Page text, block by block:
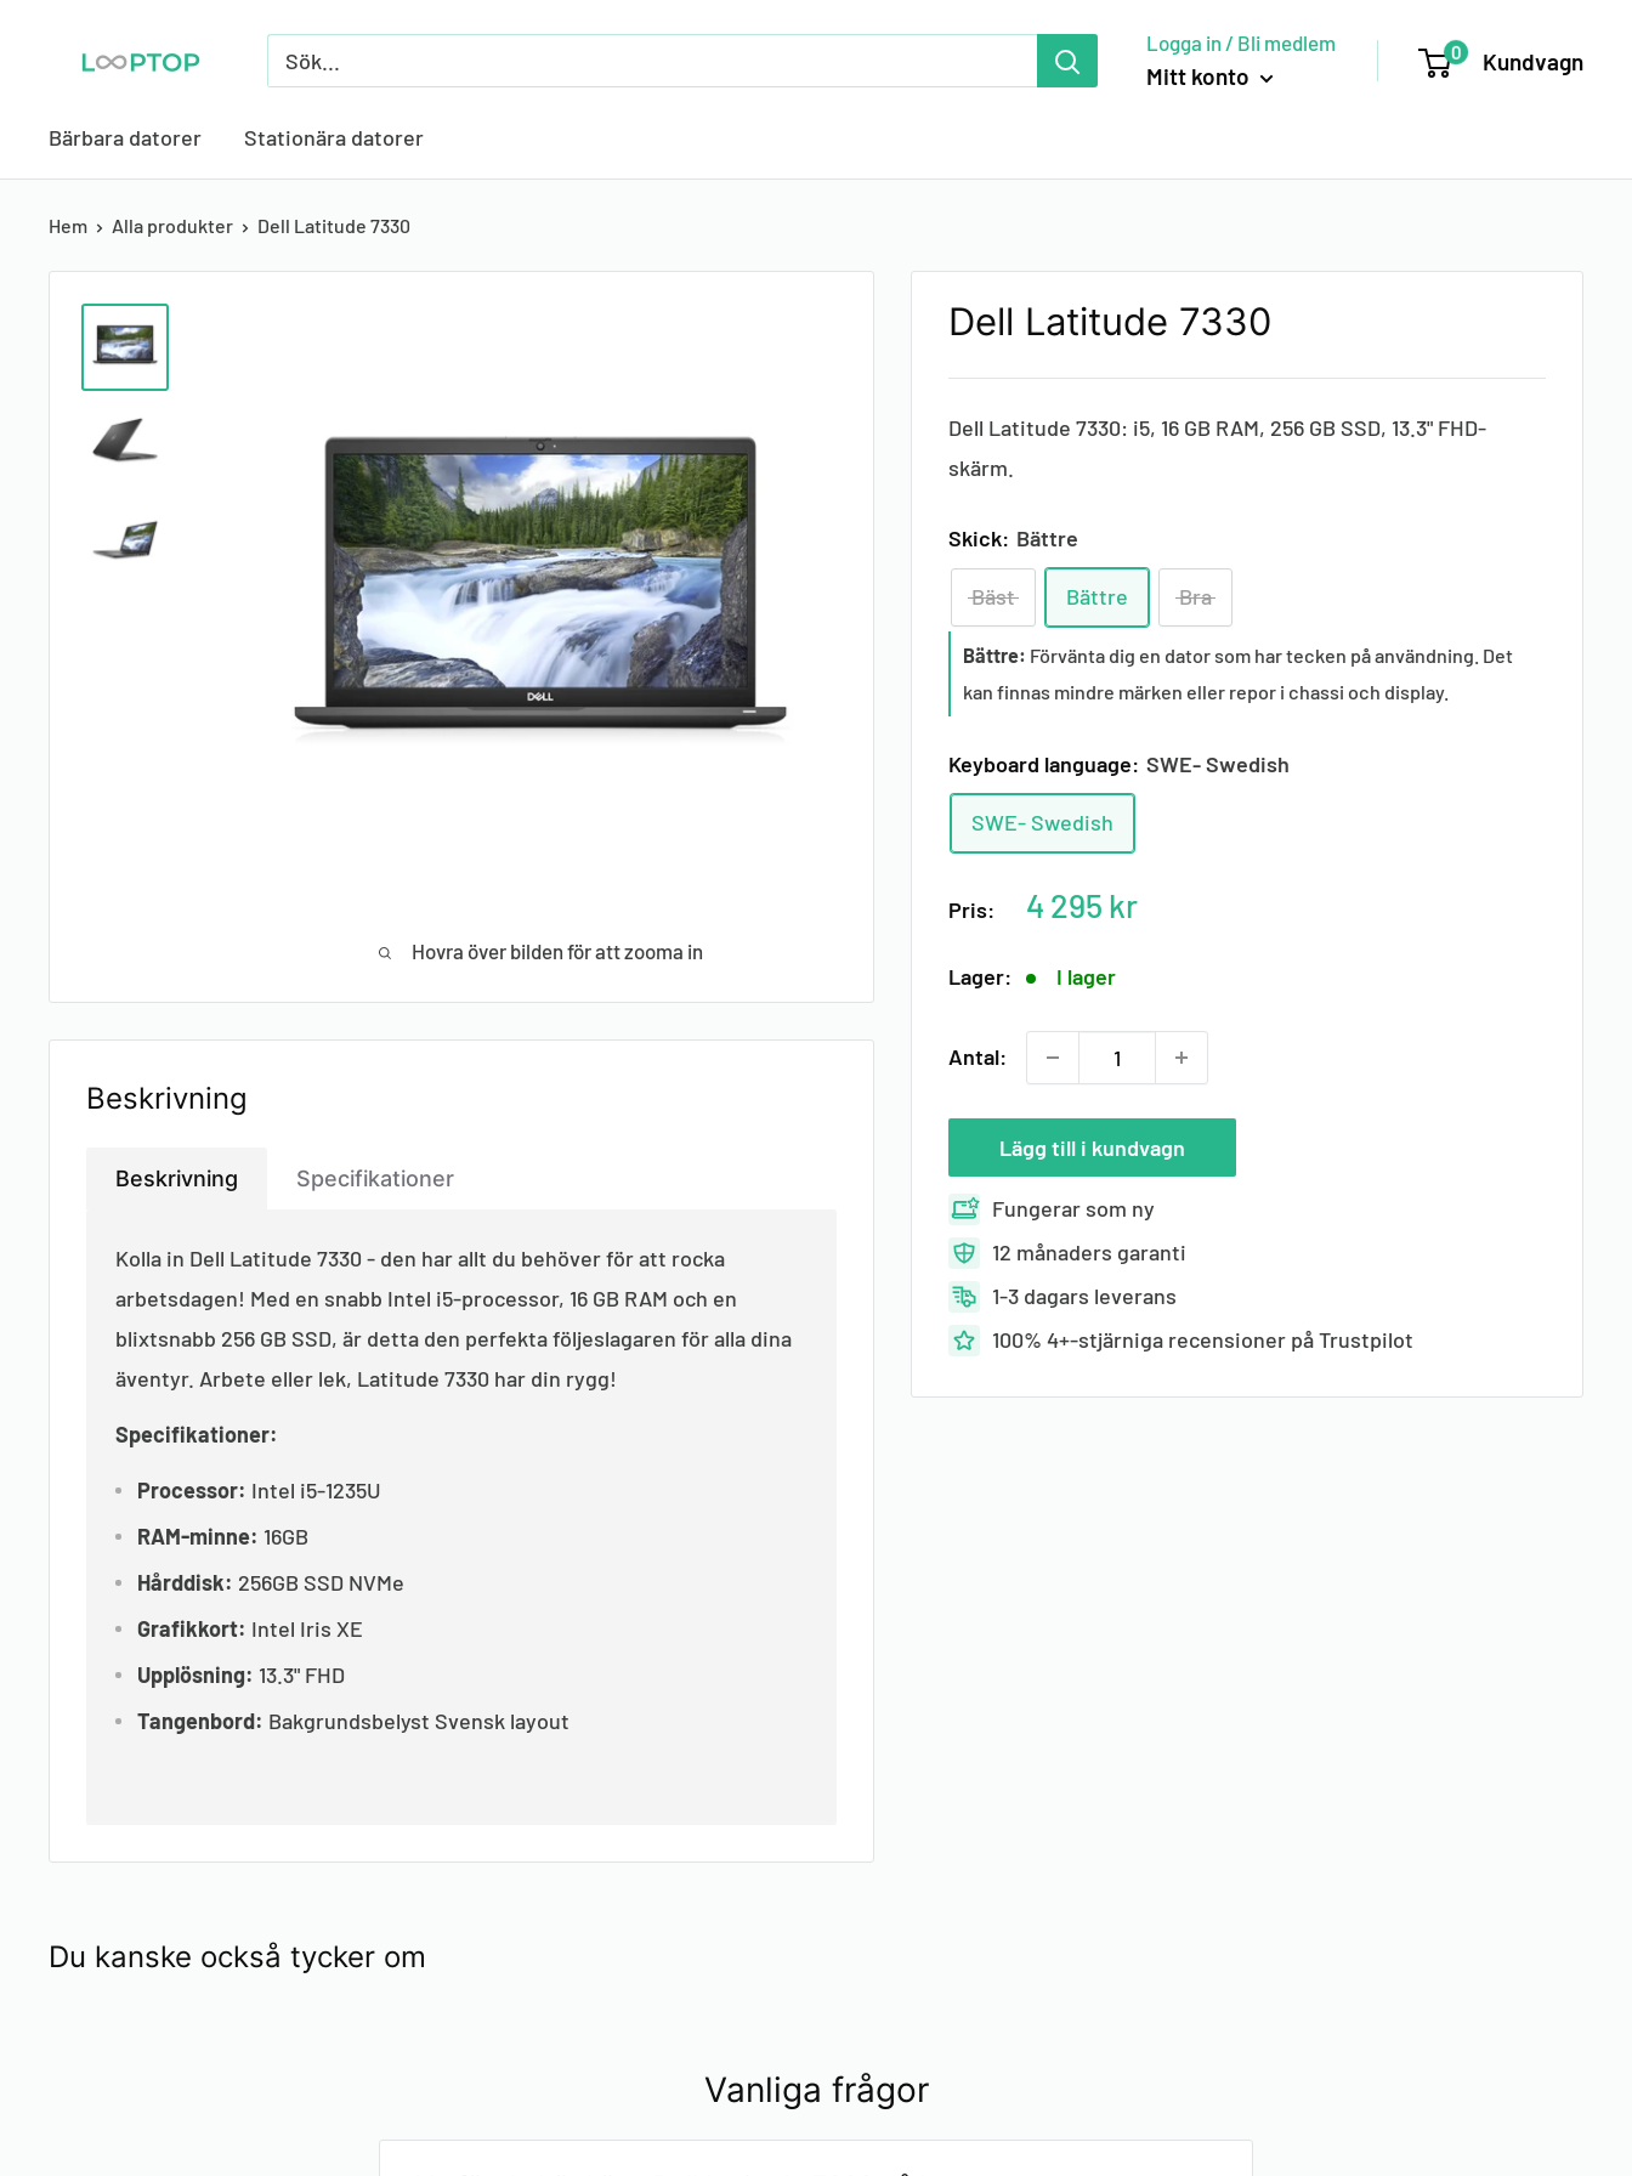
Looptop.se
Logga in / Bli medlem
Mitt konto
0 Kundvagn
Bärbara datorer Stationära datorer
Hem Alla produkter Dell Latitude 7330
Hovra över bilden för att zooma in
Dell Latitude 7330
Dell Latitude 7330: i5, 16 GB RAM, 256 GB SSD, 13.3" FHD-
skärm.
Skick: Bättre
Bäst Bättre Bra
Bättre: Förvänta dig en dator som har tecken på användning. Det
kan finnas mindre märken eller repor i chassi och display.
Keyboard language: SWE- Swedish
SWE- Swedish
Pris:
Rabatterat
4 295 kr
Lager: I lager
Antal:
Lägg till i kundvagn
Fungerar som ny
12 månaders garanti
1-3 dagars leverans
100% 4+-stjärniga recensioner på Trustpilot
Beskrivning
Beskrivning
Kolla in Dell Latitude 7330 - den har allt du behöver för att rocka
arbetsdagen! Med en snabb Intel i5-processor, 16 GB RAM och en
blixtsnabb 256 GB SSD, är detta den perfekta följeslagaren för alla dina
äventyr. Arbete eller lek, Latitude 7330 har din rygg!
Specifikationer:
Processor: Intel i5-1235U
RAM-minne: 16GB
Hårddisk: 256GB SSD NVMe
Grafikkort: Intel Iris XE
Upplösning: 13.3" FHD
Tangenbord: Bakgrundsbelyst Svensk layout
Specifikationer
Du kanske också tycker om
Vanliga frågor